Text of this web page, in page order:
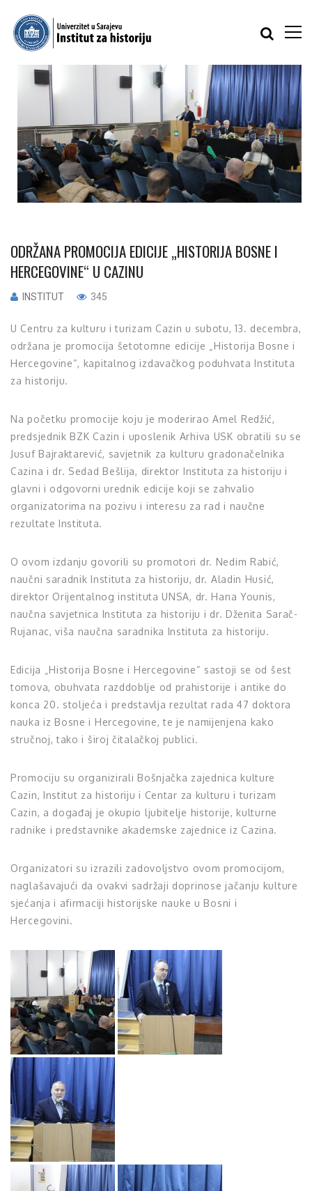
ODRŽANA PROMOCIJA EDICIJE „HISTORIJA BOSNE I
HERCEGOVINE“ U CAZINU
INSTITUT 345
U Centru za kulturu i turizam Cazin u subotu, 13. decembra,
održana je promocija šetotomne edicije „Historija Bosne i
Hercegovine“, kapitalnog izdavačkog poduhvata Instituta
za historiju.
Na početku promocije koju je moderirao Amel Redžić,
predsjednik BZK Cazin i uposlenik Arhiva USK obratili su se
Jusuf Bajraktarević, savjetnik za kulturu gradonačelnika
Cazina i dr. Sedad Bešlija, direktor Instituta za historiju i
glavni i odgovorni urednik edicije koji se zahvalio
organizatorima na pozivu i interesu za rad i naučne
rezultate Instituta.
O ovom izdanju govorili su promotori dr. Nedim Rabić,
naučni saradnik Instituta za historiju, dr. Aladin Husić,
direktor Orijentalnog instituta UNSA, dr. Hana Younis,
naučna savjetnica Instituta za historiju i dr. Dženita Sarač-
Rujanac, viša naučna saradnika Instituta za historiju.
Edicija „Historija Bosne i Hercegovine“ sastoji se od šest
tomova, obuhvata razddoblje od prahistorije i antike do
konca 20. stoljeća i predstavlja rezultat rada 47 doktora
nauka iz Bosne i Hercegovine, te je namijenjena kako
stručnoj, tako i široj čitalačkoj publici.
Promociju su organizirali Bošnjačka zajednica kulture
Cazin, Institut za historiju i Centar za kulturu i turizam
Cazin, a događaj je okupio ljubitelje historije, kulturne
radnike i predstavnike akademske zajednice iz Cazina.
Organizatori su izrazili zadovoljstvo ovom promocijom,
naglašavajući da ovakvi sadržaji doprinose jačanju kulture
sjećanja i afirmaciji historijske nauke u Bosni i
Hercegovini.